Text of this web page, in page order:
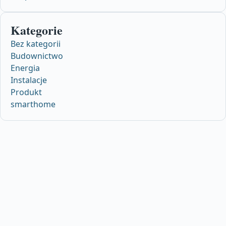
Kategorie
Bez kategorii
Budownictwo
Energia
Instalacje
Produkt
smarthome